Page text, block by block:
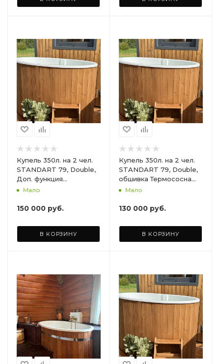
Купель 350л. на 2 чел.
STANDART 79, Double,
Доп. функция
Термокрышка.
Мало
150 000 руб.
В КОРЗИНУ
Купель 350л. на 2 чел.
STANDART 79, Double,
обшивка Термососна
светлая
Мало
130 000 руб.
В КОРЗИНУ